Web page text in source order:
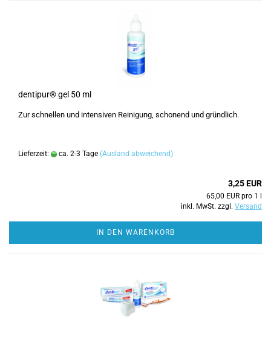
dentipur® gel 50 ml
Zur schnellen und intensiven Reinigung, schonend und gründlich.
Lieferzeit: ca. 2-3 Tage (Ausland abweichend)
3,25 EUR
65,00 EUR pro 1 l
inkl. MwSt. zzgl. Versand
IN DEN WARENKORB